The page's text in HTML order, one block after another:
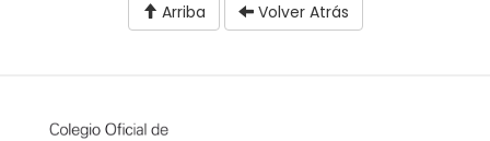
Arriba Volver Atrás